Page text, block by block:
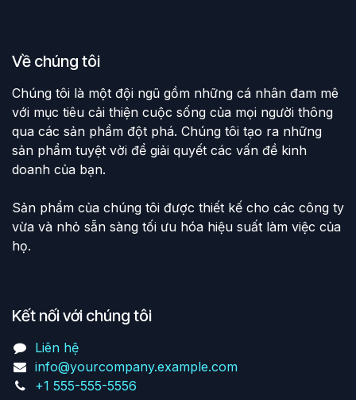
Về chúng tôi
Chúng tôi là một đội ngũ gồm những cá nhân đam mê
với mục tiêu cải thiện cuộc sống của mọi người thông
qua các sản phẩm đột phá. Chúng tôi tạo ra những
sản phẩm tuyệt vời để giải quyết các vấn đề kinh
doanh của bạn.
Sản phẩm của chúng tôi được thiết kế cho các công ty
vừa và nhỏ sẵn sàng tối ưu hóa hiệu suất làm việc của
họ.
Kết nối với chúng tôi
Liên hệ
info@yourcompany.example.com
+1 555-555-5556